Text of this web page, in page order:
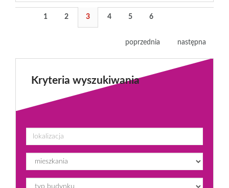
1 2 3 4 5 6
poprzednia następna
Kryteria wyszukiwania